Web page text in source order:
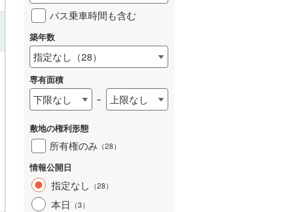
バス乗車時間も含む
築年数
指定なし （28）
専有面積
下限なし ~ 上限なし
敷地の権利形態
所有権のみ （28）
情報公開日
指定なし （28）
本日 （3）